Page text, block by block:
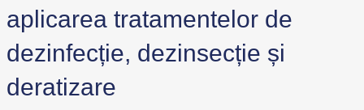
aplicarea tratamentelor de
dezinfecție, dezinsecție și
deratizare